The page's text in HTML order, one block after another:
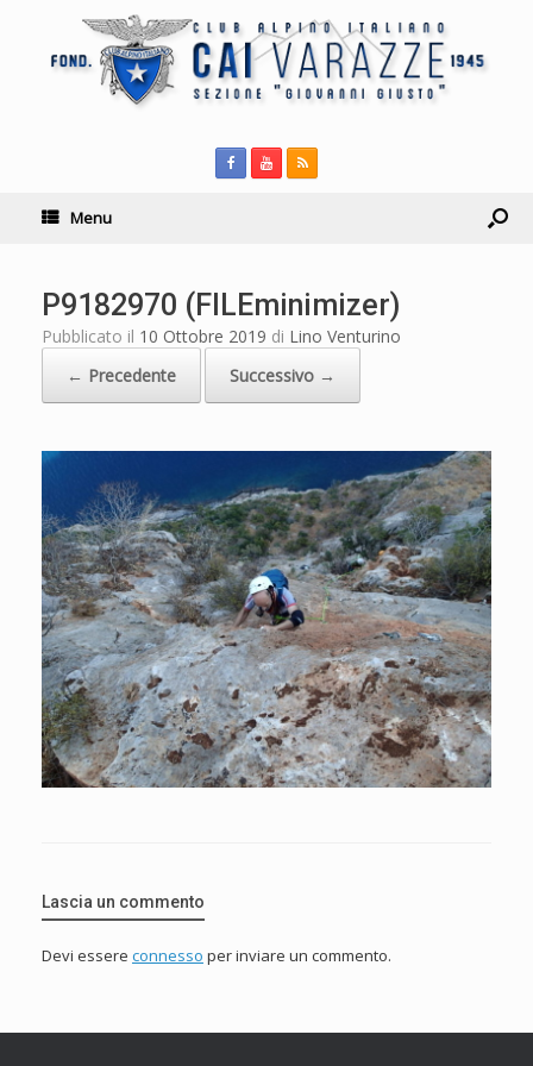
Menu
P9182970 (FILEminimizer)
Pubblicato il 10 Ottobre 2019 di Lino Venturino
← Precedente
Successivo →
Lascia un commento
Devi essere connesso per inviare un commento.